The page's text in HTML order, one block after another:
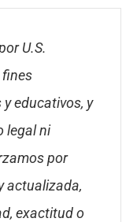
U.S.
fines
educativos, y
legal ni
por
actualizada,
exactitud o